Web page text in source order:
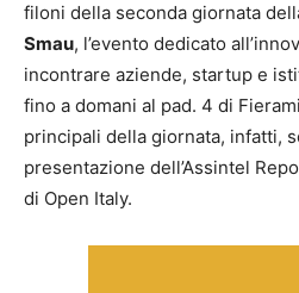
filoni della seconda giornata
Smau, l’evento dedicato
incontrare aziende, startup e
fino a domani al pad. 4 di
principali della giornata, infatti,
presentazione dell’Assintel
di Open Italy.